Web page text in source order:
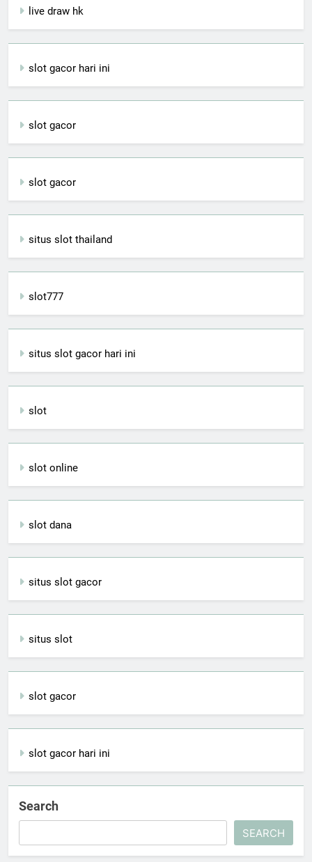
live draw hk
slot gacor hari ini
slot gacor
slot gacor
situs slot thailand
slot777
situs slot gacor hari ini
slot
slot online
slot dana
situs slot gacor
situs slot
slot gacor
slot gacor hari ini
Search
SEARCH